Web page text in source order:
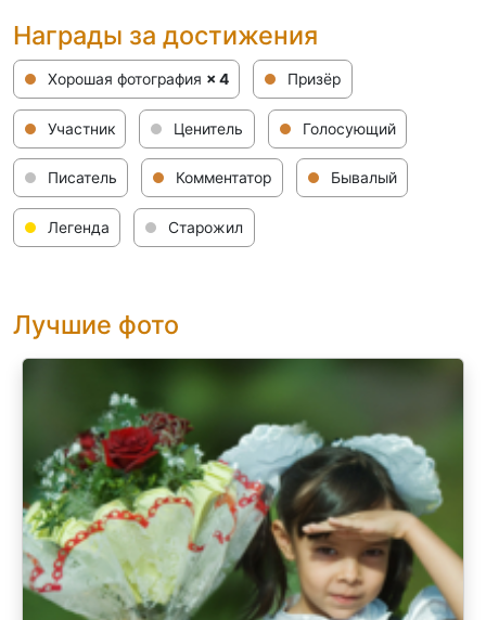
Награды за достижения
Хорошая фотография × 4 Призёр
Участник Ценитель Голосующий
Писатель Комментатор Бывалый
Легенда Старожил
Лучшие фото